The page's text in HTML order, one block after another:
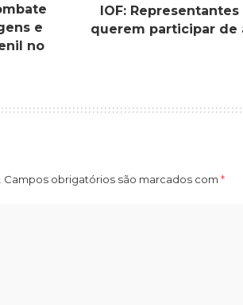
e
no
IOF:
querem participar de
Campos obrigatórios são marcados com *